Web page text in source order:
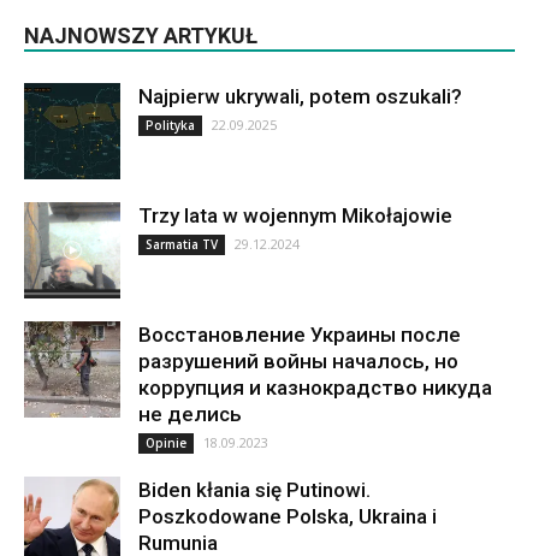
NAJNOWSZY ARTYKUŁ
Najpierw ukrywali, potem oszukali?
Polityka 22.09.2025
Trzy lata w wojennym Mikołajowie
Sarmatia TV 29.12.2024
Восстановление Украины после
разрушений войны началось, но
коррупция и казнокрадство никуда
не делись
Opinie 18.09.2023
Biden kłania się Putinowi.
Poszkodowane Polska, Ukraina i
Rumunia